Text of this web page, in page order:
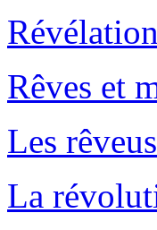
Rêves et
Les
La